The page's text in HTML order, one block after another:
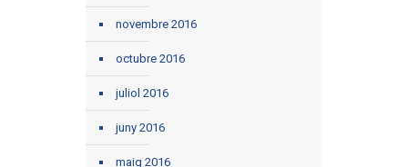
novembre 2016
octubre 2016
juliol 2016
juny 2016
maig 2016